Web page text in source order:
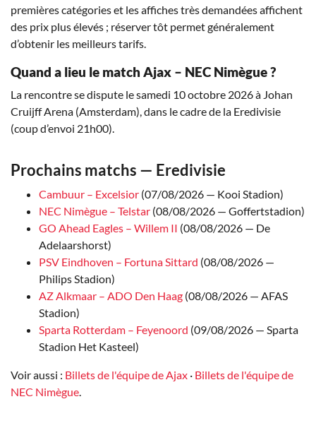
premières catégories et les affiches très demandées affichent
des prix plus élevés ; réserver tôt permet généralement
d’obtenir les meilleurs tarifs.
Quand a lieu le match Ajax – NEC Nimègue ?
La rencontre se dispute le samedi 10 octobre 2026 à Johan
Cruijff Arena (Amsterdam), dans le cadre de la Eredivisie
(coup d’envoi 21h00).
Prochains matchs — Eredivisie
Cambuur – Excelsior (07/08/2026 — Kooi Stadion)
NEC Nimègue – Telstar (08/08/2026 — Goffertstadion)
GO Ahead Eagles – Willem II (08/08/2026 — De
Adelaarshorst)
PSV Eindhoven – Fortuna Sittard (08/08/2026 —
Philips Stadion)
AZ Alkmaar – ADO Den Haag (08/08/2026 — AFAS
Stadion)
Sparta Rotterdam – Feyenoord (09/08/2026 — Sparta
Stadion Het Kasteel)
Voir aussi : Billets de l'équipe de Ajax · Billets de l'équipe de
NEC Nimègue.